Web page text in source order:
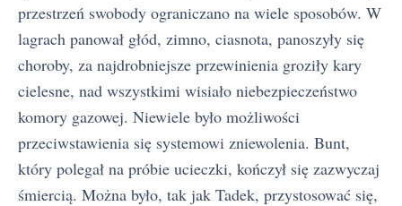
przestrzeń swobody ograniczano na wiele sposobów. W
lagrach panował głód, zimno, ciasnota, panoszyły się
choroby, za najdrobniejsze przewinienia groziły kary
cielesne, nad wszystkimi wisiało niebezpieczeństwo
komory gazowej. Niewiele było możliwości
przeciwstawienia się systemowi zniewolenia. Bunt,
który polegał na próbie ucieczki, kończył się zazwyczaj
śmiercią. Można było, tak jak Tadek, przystosować się,